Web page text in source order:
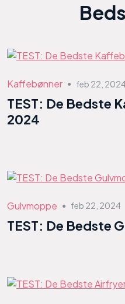
Kaffebønner ● feb 22,
TEST: De Bedste
2024
Gulvmoppe ● feb 22, 2024
TEST: De Bedste